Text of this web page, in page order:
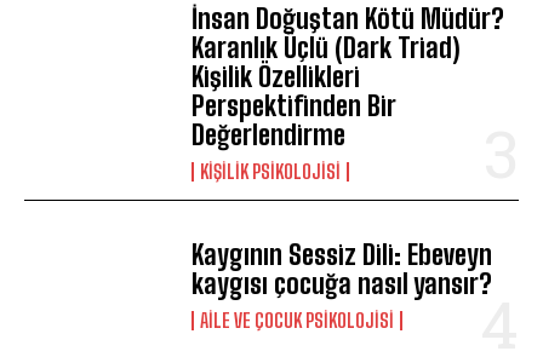
İnsan Doğuştan Kötü Müdür?
Karanlık Üçlü (Dark Triad)
Kişilik Özellikleri
Perspektifinden Bir
Değerlendirme
KIŞILIK PSIKOLOJISI
Kaygının Sessiz Dili: Ebeveyn
kaygısı çocuğa nasıl yansır?
AILE VE ÇOCUK PSIKOLOJISI